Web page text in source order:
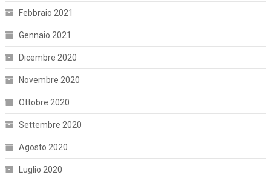
Febbraio 2021
Gennaio 2021
Dicembre 2020
Novembre 2020
Ottobre 2020
Settembre 2020
Agosto 2020
Luglio 2020